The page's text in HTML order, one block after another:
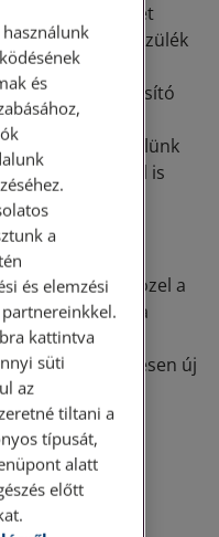
készülék cseréjét
az új készülék
a kár
összege a biztosító
mentén
meg az Ügyfelünk
a biztosító által is
a
és közel a
amit a
Ügyfelünk
fedezte egy teljesen új
és
a
és elemzési
kattintva
süti
az
tiltani a
típusát,
alatt
előtt